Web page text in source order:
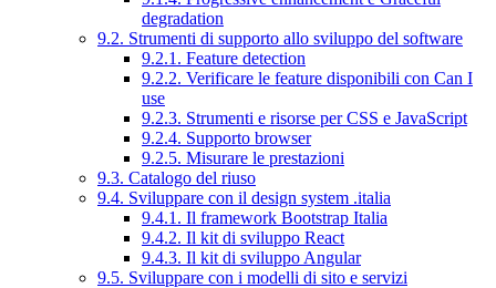
degradation
9.2. Strumenti di supporto allo sviluppo del software
9.2.1. Feature detection
9.2.2. Verificare le feature disponibili con Can I
use
9.2.3. Strumenti e risorse per CSS e JavaScript
9.2.4. Supporto browser
9.2.5. Misurare le prestazioni
9.3. Catalogo del riuso
9.4. Sviluppare con il design system .italia
9.4.1. Il framework Bootstrap Italia
9.4.2. Il kit di sviluppo React
9.4.3. Il kit di sviluppo Angular
9.5. Sviluppare con i modelli di sito e servizi